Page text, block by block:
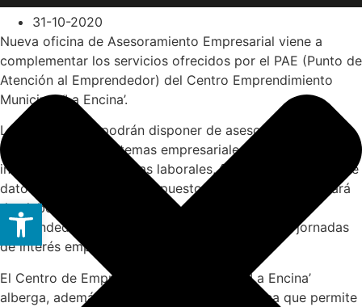
31-10-2020
Nueva oficina de Asesoramiento Empresarial viene a
complementar los servicios ofrecidos por el PAE (Punto de
Atención al Emprendedor) del Centro Emprendimiento
Municipal ‘La Encina’.
Los interesados podrán disponer de asesoramiento en
defensa jurídica en temas empresariales, obtener
información sobre temas laborales, fiscales, protección de
datos y elaboración de impuestos. También se encargará
de elaborar una guía práctica para empresarios y
emprendedores, además de organizar talleres y jornadas
de interés empresarial.
El Centro de Emprendimiento Municipal ‘La Encina’
alberga, además del PAE, una ventanilla única que permite
Abrir barra de herramientas